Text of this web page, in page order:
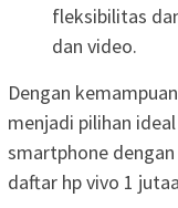
fleksibilitas
dan video.
Dengan
menjadi pilihan
smartphone
daftar hp vivo 1